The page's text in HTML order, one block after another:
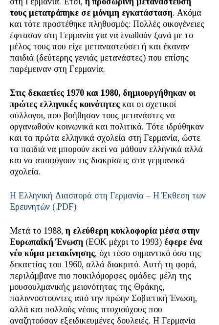
τους μετατράπηκε σε μόνιμη εγκατάσταση. Ακόμα
και τότε προστέθηκε πληθυσμός: Πολλές οικογένειες
έφτασαν στη Γερμανία για να ενωθούν ξανά με το
μέλος τους που είχε μεταναστεύσει ή και έκαναν
παιδιά (δεύτερης γενιάς μετανάστες) που επίσης
παρέμειναν στη Γερμανία.
Στις δεκαετίες 1970 και 1980, δημιουργήθηκαν οι
πρώτες ελληνικές κοινότητες και οι σχετικοί
σύλλογοι, που βοήθησαν τους μετανάστες να
οργανωθούν κοινωνικά και πολιτικά. Τότε ιδρύθηκαν
και τα πρώτα ελληνικά σχολεία στη Γερμανία, ώστε
τα παιδιά να μπορούν εκεί να μάθουν ελληνικά αλλά
και να αποφύγουν τις διακρίσεις στα γερμανικά
σχολεία.
H Eλληνική Διασπορά στη Γερμανία – Η Έκθεση των
Ερευνητών (.PDF)
Μετά το 1988, η ελεύθερη κυκλοφορία μέσα στην
Ευρωπαϊκή Ένωση (ΕΟΚ μέχρι το 1993) έφερε ένα
νέο κύμα μετακίνησης, όχι τόσο σημαντικό όσο της
δεκαετίας του 1960, αλλά διακριτό. Αυτή τη φορά,
περιλάμβανε πιο ποικιλόμορφες ομάδες: μέλη της
μουσουλμανικής μειονότητας της Θράκης,
παλιννοστούντες από την πρώην Σοβιετική Ένωση,
αλλά και πολλούς νέους πτυχιούχους που
αναζητούσαν εξειδικευμένες δουλειές. Η Γερμανία